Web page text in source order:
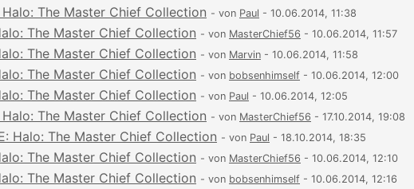
Halo: The Master Chief Collection - von Paul - 10.06.2014, 11:38
The Master Chief Collection - von MasterChief56 - 10.06.2014, 11:57
The Master Chief Collection - von Marvin - 10.06.2014, 11:58
The Master Chief Collection - von bobsenhimself - 10.06.2014, 12:00
The Master Chief Collection - von Paul - 10.06.2014, 12:05
Halo: The Master Chief Collection - von MasterChief56 - 17.10.2014, 19:08
Halo: The Master Chief Collection - von Paul - 18.10.2014, 18:35
The Master Chief Collection - von MasterChief56 - 10.06.2014, 12:10
The Master Chief Collection - von bobsenhimself - 10.06.2014, 12:16